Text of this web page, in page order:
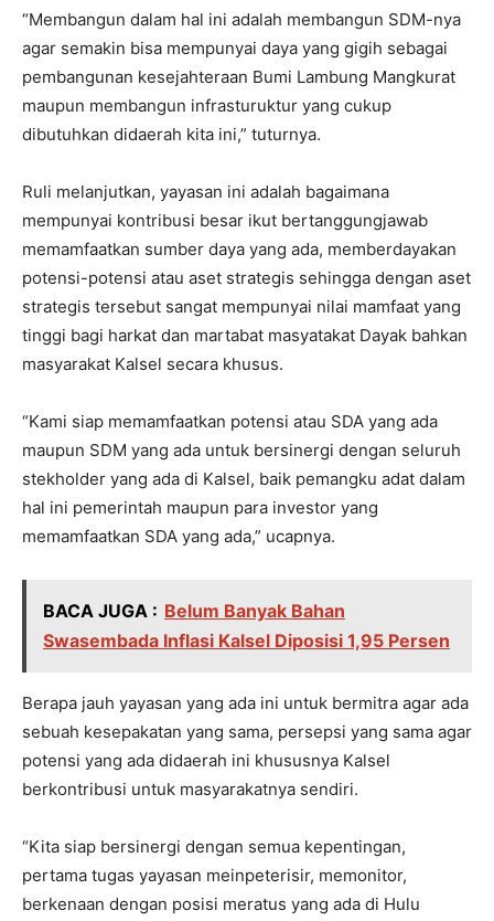
“Membangun dalam hal ini adalah membangun SDM-nya
agar semakin bisa mempunyai daya yang gigih sebagai
pembangunan kesejahteraan Bumi Lambung Mangkurat
maupun membangun infrasturuktur yang cukup
dibutuhkan didaerah kita ini,” tuturnya.
Ruli melanjutkan, yayasan ini adalah bagaimana
mempunyai kontribusi besar ikut bertanggungjawab
memamfaatkan sumber daya yang ada, memberdayakan
potensi-potensi atau aset strategis sehingga dengan aset
strategis tersebut sangat mempunyai nilai mamfaat yang
tinggi bagi harkat dan martabat masyatakat Dayak bahkan
masyarakat Kalsel secara khusus.
“Kami siap memamfaatkan potensi atau SDA yang ada
maupun SDM yang ada untuk bersinergi dengan seluruh
stekholder yang ada di Kalsel, baik pemangku adat dalam
hal ini pemerintah maupun para investor yang
memamfaatkan SDA yang ada,” ucapnya.
BACA JUGA : Belum Banyak Bahan
Swasembada Inflasi Kalsel Diposisi 1,95 Persen
Berapa jauh yayasan yang ada ini untuk bermitra agar ada
sebuah kesepakatan yang sama, persepsi yang sama agar
potensi yang ada didaerah ini khususnya Kalsel
berkontribusi untuk masyarakatnya sendiri.
“Kita siap bersinergi dengan semua kepentingan,
pertama tugas yayasan meinpeterisir, memonitor,
berkenaan dengan posisi meratus yang ada di Hulu